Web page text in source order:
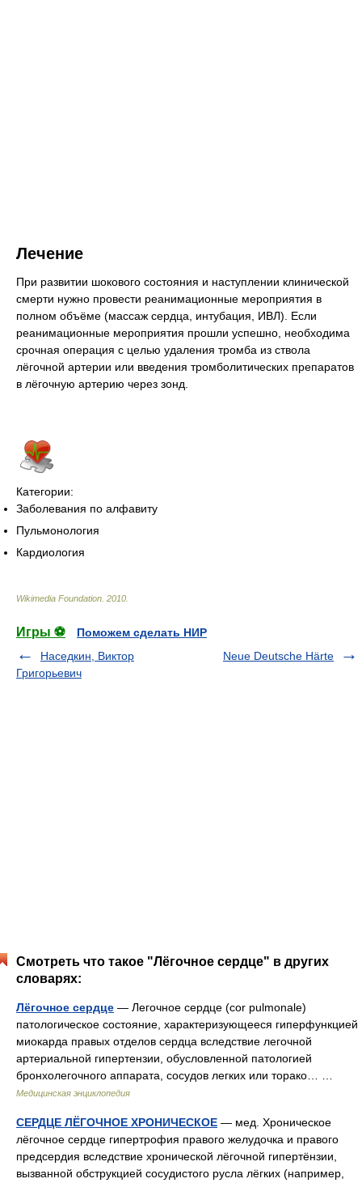
Лечение
При развитии шокового состояния и наступлении клинической
смерти нужно провести реанимационные мероприятия в
полном объёме (массаж сердца, интубация, ИВЛ). Если
реанимационные мероприятия прошли успешно, необходима
срочная операция с целью удаления тромба из ствола
лёгочной артерии или введения тромболитических препаратов
в лёгочную артерию через зонд.
Категории:
Заболевания по алфавиту
Пульмонология
Кардиология
Wikimedia Foundation 2010
Игры ⚽
Поможем сделать НИР
Наседкин, Виктор
Григорьевич
Neue Deutsche Härte
Смотреть что такое "Лёгочное сердце" в других
словарях:
Лёгочное сердце — Легочное сердце (cor pulmonale)
патологическое состояние, характеризующееся гиперфункцией
миокарда правых отделов сердца вследствие легочной
артериальной гипертензии, обусловленной патологией
бронхолегочного аппарата, сосудов легких или торако… …
Медицинская энциклопедия
СЕРДЦЕ ЛЁГОЧНОЕ ХРОНИЧЕСКОЕ — мед. Хроническое
лёгочное сердце гипертрофия правого желудочка и правого
предсердия вследствие хронической лёгочной гипертёнзии,
вызванной обструкцией сосудистого русла лёгких (например,